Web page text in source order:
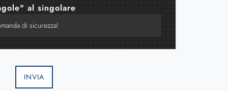
al singolare
INVIA